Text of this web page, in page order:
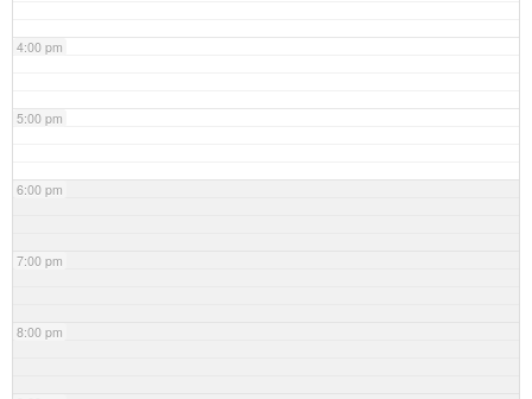
4:00 pm
5:00 pm
6:00 pm
7:00 pm
8:00 pm